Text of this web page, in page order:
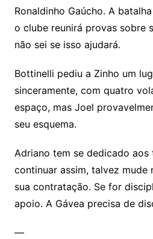
Ronaldinho Gaúcho. A
o clube reunirá provas sobre
não sei se isso ajudará.
Bottinelli pediu a Zinho um
sinceramente, com quatro
espaço, mas Joel
seu esquema.
Adriano tem se dedicado aos
continuar assim, talvez mude
sua contratação. Se for
apoio. A Gávea precisa de
—